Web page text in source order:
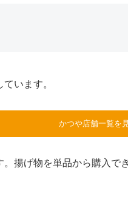
います。
かつや店舗一覧を
。揚げ物を単品から購入で